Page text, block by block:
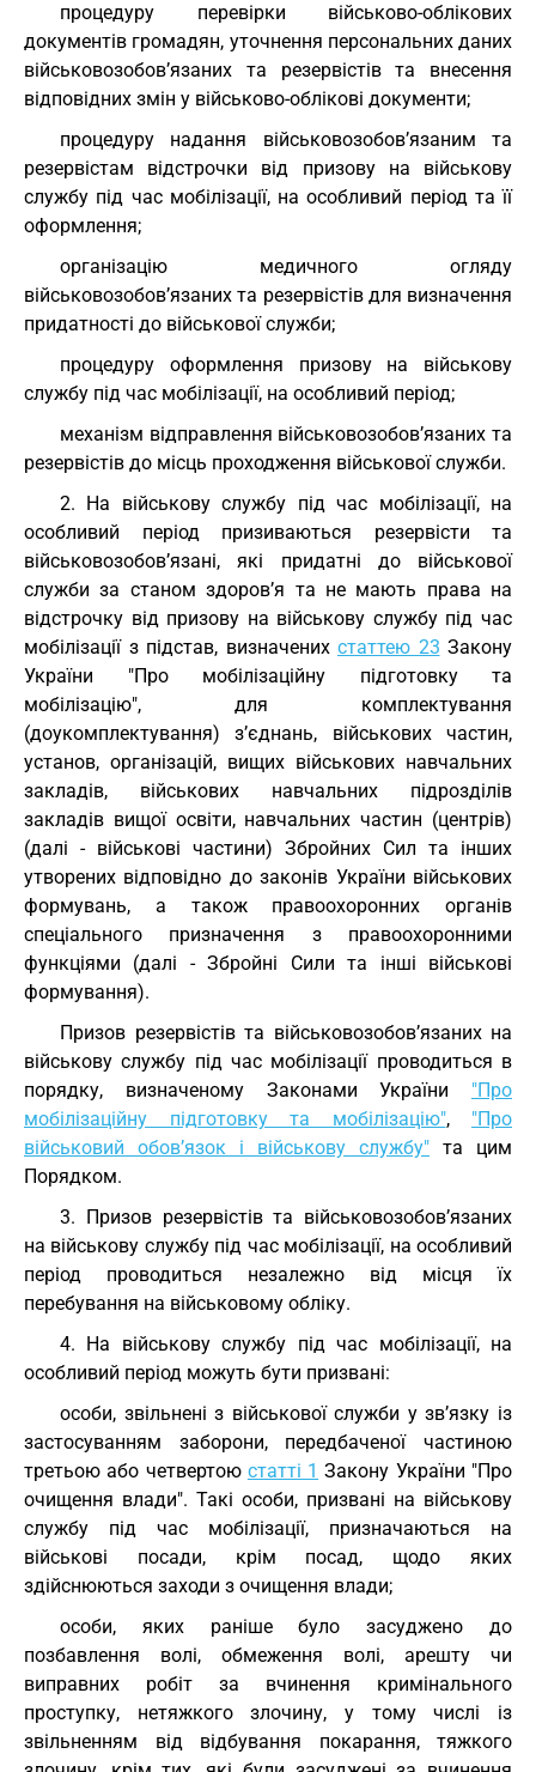
процедуру перевірки військово-облікових
документів громадян, уточнення персональних даних
військовозобов’язаних та резервістів та внесення
відповідних змін у військово-облікові документи;
процедуру надання військовозобов’язаним та
резервістам відстрочки від призову на військову
службу під час мобілізації, на особливий період та її
оформлення;
організацію медичного огляду
військовозобов’язаних та резервістів для визначення
придатності до військової служби;
процедуру оформлення призову на військову
службу під час мобілізації, на особливий період;
механізм відправлення військовозобов’язаних та
резервістів до місць проходження військової служби.
2. На військову службу під час мобілізації, на
особливий період призиваються резервісти та
військовозобов’язані, які придатні до військової
служби за станом здоров’я та не мають права на
відстрочку від призову на військову службу під час
мобілізації з підстав, визначених статтею 23 Закону
України "Про мобілізаційну підготовку та
мобілізацію", для комплектування
(доукомплектування) з’єднань, військових частин,
установ, організацій, вищих військових навчальних
закладів, військових навчальних підрозділів
закладів вищої освіти, навчальних частин (центрів)
(далі - військові частини) Збройних Сил та інших
утворених відповідно до законів України військових
формувань, а також правоохоронних органів
спеціального призначення з правоохоронними
функціями (далі - Збройні Сили та інші військові
формування).
Призов резервістів та військовозобов’язаних на
військову службу під час мобілізації проводиться в
порядку, визначеному Законами України "Про
мобілізаційну підготовку та мобілізацію", "Про
військовий обов’язок і військову службу" та цим
Порядком.
3. Призов резервістів та військовозобов’язаних
на військову службу під час мобілізації, на особливий
період проводиться незалежно від місця їх
перебування на військовому обліку.
4. На військову службу під час мобілізації, на
особливий період можуть бути призвані:
особи, звільнені з військової служби у зв’язку із
застосуванням заборони, передбаченої частиною
третьою або четвертою статті 1 Закону України "Про
очищення влади". Такі особи, призвані на військову
службу під час мобілізації, призначаються на
військові посади, крім посад, щодо яких
здійснюються заходи з очищення влади;
особи, яких раніше було засуджено до
позбавлення волі, обмеження волі, арешту чи
виправних робіт за вчинення кримінального
проступку, нетяжкого злочину, у тому числі із
звільненням від відбування покарання, тяжкого